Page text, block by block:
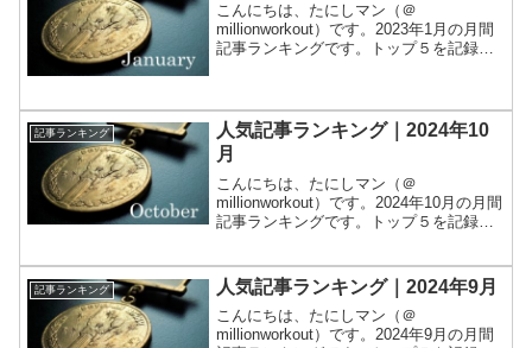
こんにちは、たにしマン（＠
millionworkout）です。2023年1月の月間
記事ランキングです。トップ５を記録し
位：【連続】メンタルモンスター...
記事ランキング
人気記事ランキング｜2024年10
月
こんにちは、たにしマン（＠
millionworkout）です。2024年10月の月間
記事ランキングです。トップ５を記録し
位：【本命】運用月報 202...
記事ランキング 人気記事ランキング｜2024年9月
こんにちは、たにしマン（＠
millionworkout）です。2024年9月の月間